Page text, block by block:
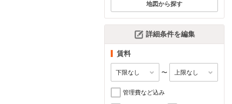
地図から探す
詳細条件を編集
賃料
〜
管理費など込み